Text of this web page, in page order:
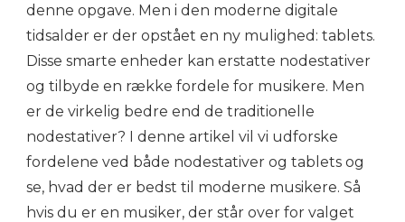
denne opgave. Men i den moderne digitale
tidsalder er der opstået en ny mulighed: tablets.
Disse smarte enheder kan erstatte nodestativer
og tilbyde en række fordele for musikere. Men
er de virkelig bedre end de traditionelle
nodestativer? I denne artikel vil vi udforske
fordelene ved både nodestativer og tablets og
se, hvad der er bedst til moderne musikere. Så
hvis du er en musiker, der står over for valget